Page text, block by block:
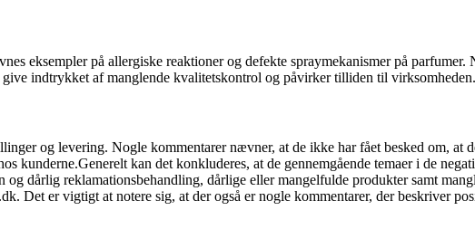
eksempler på allergiske reaktioner og defekte spraymekanismer på parfumer.
indtrykket af manglende kvalitetskontrol og påvirker tilliden til virksomheden.
og levering. Nogle kommentarer nævner, at de ikke har fået besked om, at
kunderne.Generelt kan det konkluderes, at de gennemgående temaer i de
dårlig reklamationsbehandling, dårlige eller mangelfulde produkter samt
Det er vigtigt at notere sig, at der også er nogle kommentarer, der beskriver